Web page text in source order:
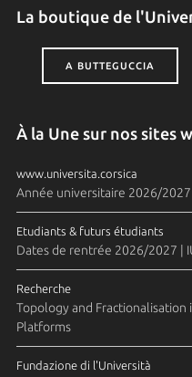
La boutique de
A BUTTEGUCCIA
À la Une sur nos sites
www.universita.corsica
Année universitaire 2026/
Etudiants & futurs étudiants
Dates de rentrée 2026/2027 |
Recherche
Topology and
Platforms
Fundazione di l'Università